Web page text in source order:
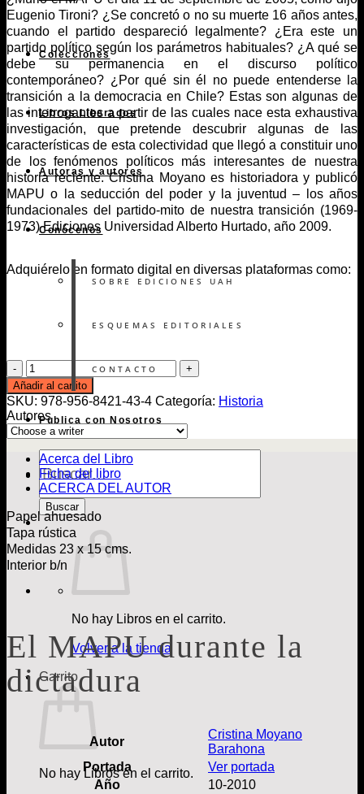
Colecciones
Libros Liberados
Autoras y autores
Conócenos
SOBRE EDICIONES UAH
ESQUEMAS EDITORIALES
CONTACTO
Publica con Nosotros
Búsqueda
de
Libros
Buscar
No hay Libros en el carrito.
Volver a la tienda
Carrito
No hay Libros en el carrito.
Eugenio Tironi? ¿Se concretó o no su muerte 16 años antes,
cuando el partido despareció legalmente? ¿Era este un
partido político según los parámetros habituales? ¿A qué se
debe su permanencia en el discurso político
contemporáneo? ¿Por qué sin él no puede entenderse la
transición a la democracia en Chile? Estas son algunas de
las interrogantes a partir de las cuales nace esta exhaustiva
investigación, que pretende descubrir algunas de las
características de esta colectividad que llegó a constituir uno
de los fenómenos políticos más interesantes de nuestra
historia reciente. Cristina Moyano es historiadora y publicó
MAPU o la seducción del poder y la juventud – los años
fundacionales del partido-mito de nuestra transición (1969-
1973) Ediciones Universidad Alberto Hurtado, año 2009.
Adquiérelo en formato digital en diversas plataformas como:
El
MAPU
durante
la
dictadura
cantidad
Añadir al carrito
SKU: 978-956-8421-43-4 Categoría: Historia
Autores
Acerca del Libro
Ficha del libro
ACERCA DEL AUTOR
Papel ahuesado
Tapa rústica
Medidas 23 x 15 cms.
Interior b/n
El MAPU durante la
dictadura
Autor
Cristina Moyano
Barahona
Portada
Ver portada
Año
10-2010